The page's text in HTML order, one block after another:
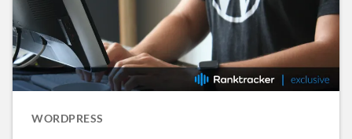
WORDPRESS